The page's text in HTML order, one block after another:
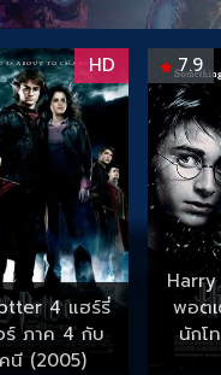
HD
4 แฮร์รี่
ภาค 4 กับ
นี (2005)
7.9
พอต
นักโ